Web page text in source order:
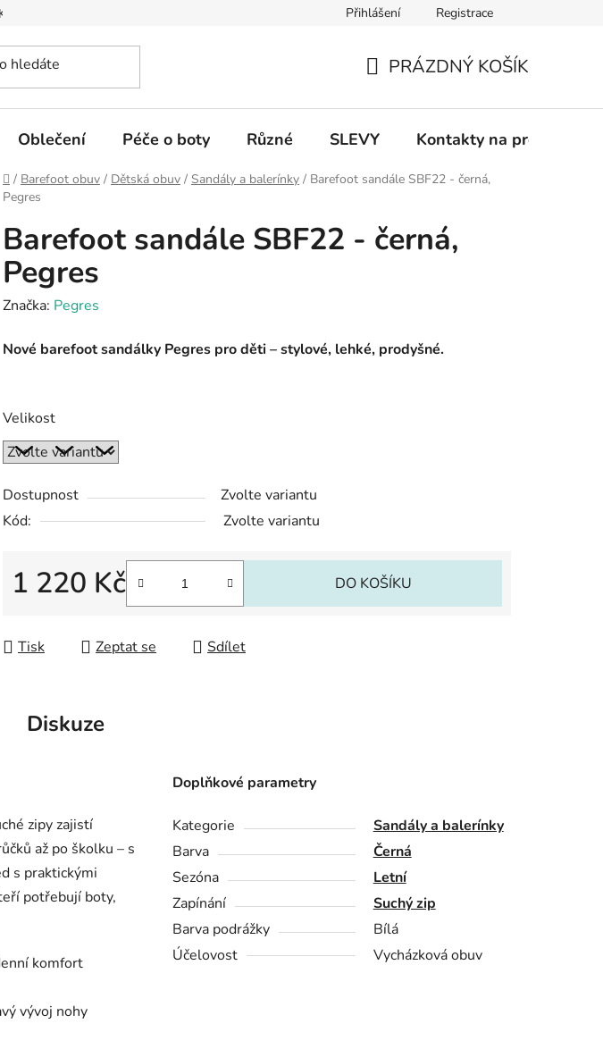
Kontakty na prodejny Informace k on-line platbám Odstoupení od
Přihlášení Registrace
KOŠÍK
PRÁZDNÝ KOŠÍK
Oblečení Péče o boty Různé SLEVY Kontakty na prodejny
Domů
/ Barefoot obuv / Dětská obuv / Sandály a balerínky / Barefoot sandále SBF22 - černá,
Pegres
Barefoot sandále SBF22 - černá,
Pegres
Značka: Pegres
Nové barefoot sandálky Pegres pro děti – stylové, lehké, prodyšné.
Velikost
Dostupnost
Zvolte variantu
Kód:
Zvolte variantu
1 220 Kč DO KOŠÍKU
Tisk Zeptat se Sdílet
Diskuze
zipy zajistí
až po školku – s
s praktickými
potřebují boty,
komfort
vývoj nohy
Doplňkové parametry
Kategorie
Sandály a balerínky
Barva
Černá
Sezóna
Letní
Zapínání
Suchý zip
Barva podrážky
Bílá
Účelovost
Vycházková obuv